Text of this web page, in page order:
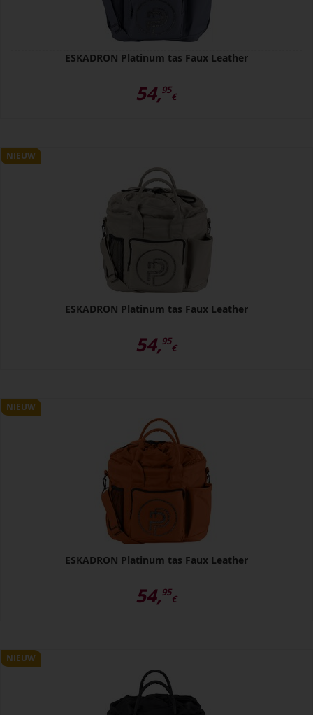
ESKADRON Platinum tas Faux Leather
54,95
€
NIEUW
ESKADRON Platinum tas Faux Leather
54,95
€
NIEUW
ESKADRON Platinum tas Faux Leather
54,95
€
NIEUW